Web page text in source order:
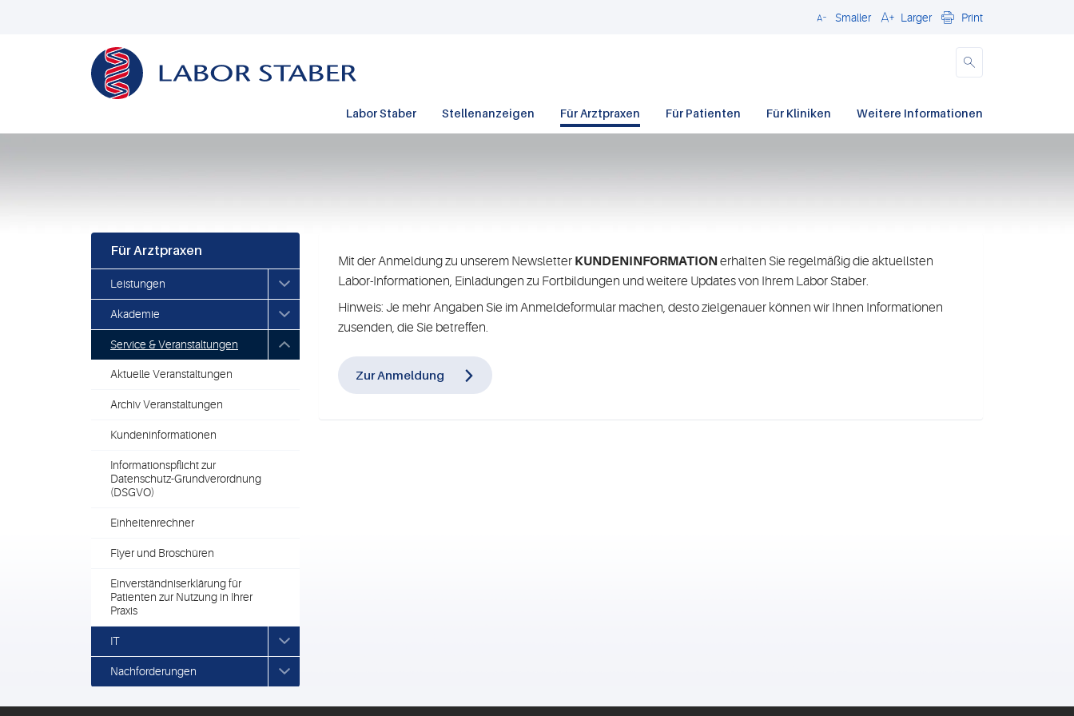
SchließenSmaller Larger Print
Labor Staber Stellenanzeigen Für Arztpraxen Für Patienten Für Kliniken Weitere Informationen
Für Arztpraxen
Leistungen
Akademie
Service & Veranstaltungen
Aktuelle Veranstaltungen
Archiv Veranstaltungen
Kundeninformationen
Informationspflicht zur
Datenschutz-Grundverordnung
(DSGVO)
Einheitenrechner
Flyer und Broschüren
Einverständniserklärung für
Patienten zur Nutzung in Ihrer
Praxis
IT
Nachforderungen
Mit der Anmeldung zu unserem Newsletter KUNDENINFORMATIONerhalten Sie regelmäßig die aktuellsten
Labor-Informationen, Einladungen zu Fortbildungen und weitere Updates von Ihrem Labor Staber.
Hinweis: Je mehr Angaben Sie im Anmeldeformular machen, desto zielgenauer können wir Ihnen Informationen
zusenden, die Sie betreffen.
Zur Anmeldung